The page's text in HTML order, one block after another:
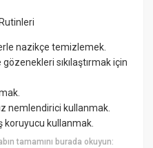
nazikçe temizlemek.
sıkılaştırmak için
nemlendirici kullanmak.
koruyucu kullanmak.
tamamını burada okuyun: